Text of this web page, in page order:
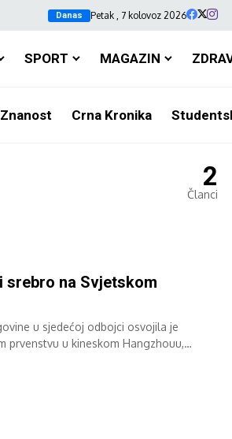
Danas Petak , 7 kolovoz 2026
SPORT MAGAZIN
Znanost Crna Kronika
2
Članci
srebro na Svjetskom
u sjedećoj odbojci osvojila je
prvenstvu u kineskom Hangzhouu,